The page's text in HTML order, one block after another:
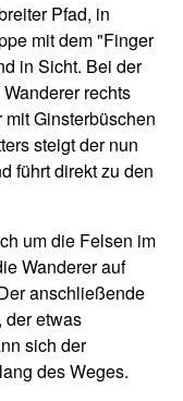
Pfad, in
mit dem "Finger
in Sicht. Bei der
rechts
Ginsterbüschen
steigt der nun
führt direkt zu den
um die Felsen im
Wanderer auf
anschließende
der etwas
sich der
des Weges.